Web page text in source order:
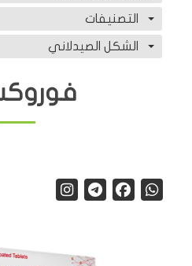
التصنيفات
الشكل الصيدلاني